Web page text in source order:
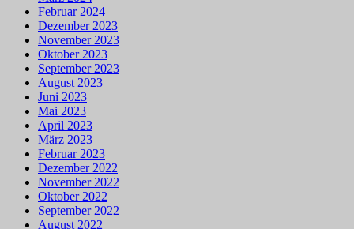
Februar 2024
Dezember 2023
November 2023
Oktober 2023
September 2023
August 2023
Juni 2023
Mai 2023
April 2023
März 2023
Februar 2023
Dezember 2022
November 2022
Oktober 2022
September 2022
August 2022